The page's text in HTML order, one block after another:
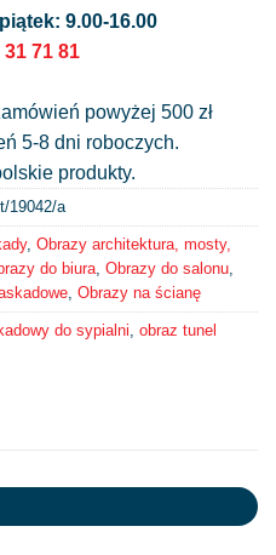
9.00-16.00
71 81
powyżej 500 zł
5-8 dni roboczych.
produkty.
19042/a
, Obrazy architektura, mosty,
do biura, Obrazy do salonu,
, Obrazy na ścianę
do sypialni obraz tunel